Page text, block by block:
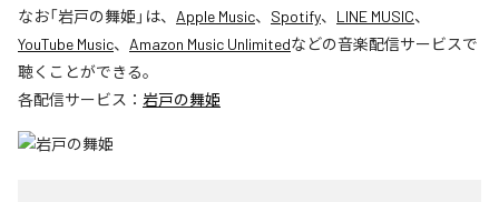
なお「岩戸の舞姫 」は、 Apple Music、 Spotify、 LINE MUSIC、
YouTube Music、 Amazon Music Unlimitedなどの音楽配信サービスで
聴くことができる。
各配信サービス： 岩戸の舞姫